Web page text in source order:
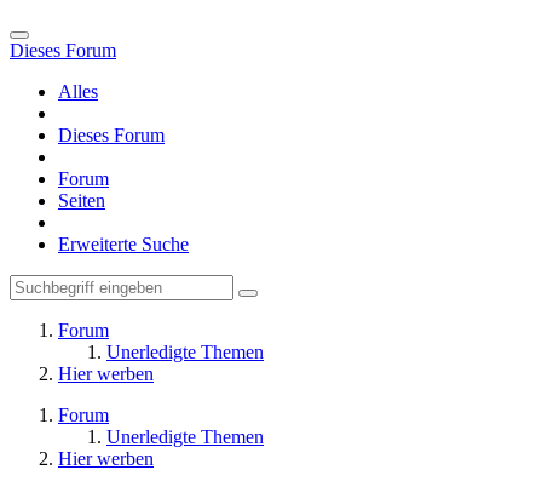
Dieses Forum
Alles
Dieses Forum
Forum
Seiten
Erweiterte Suche
Forum
Unerledigte Themen
Hier werben
Forum
Unerledigte Themen
Hier werben